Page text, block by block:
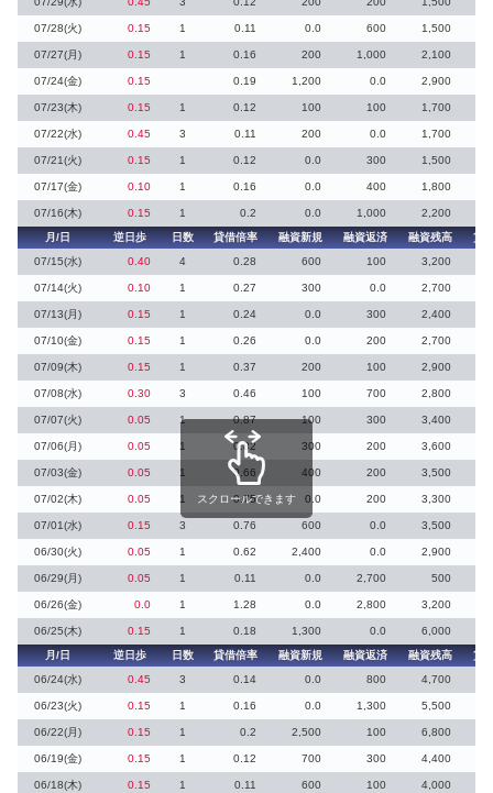
07/28(火) 0.15 1 0.11 0.0 600 1,500
07/27(月) 0.15 1 0.16 200 1,000 2,100
07/24(金) 0.15 0.19 1,200 0.0 2,900
07/23(木) 0.15 1 0.12 100 100 1,700
07/22(水) 0.45 3 0.11 200 0.0 1,700
07/21(火) 0.15 1 0.12 0.0 300 1,500
07/17(金) 0.10 1 0.16 0.0 400 1,800
07/16(木) 0.15 1 0.2 0.0 1,000
2,200
月/日
逆日歩 日数 貸借倍率 融資新規 融資返済 融資残高
貸
07/15(水)
0.40 4 0.28 600 100 3,200
07/14(火) 0.10 1 0.27 300 0.0 2,700
07/13(月) 0.15 1 0.24 0.0 300 2,400
07/10(金) 0.15 1 0.26 0.0 200 2,700
07/09(木) 0.15 1 0.37 200 100 2,900
07/08(水) 0.30 3 0.46 100 700 2,800
07/07(火) 0.05 1 0.87 100 300 3,400
07/06(月) 0.05 1 0.82 300 200 3,600
07/03(金) 0.05 1 0.66 400 200 3,500
07/02(木) 0.05 1 0.75 0.0 200 3,300
07/01(水) 0.15 3 0.76 600 0.0 3,500
06/30(火) 0.05 1 0.62 2,400 0.0 2,900
06/29(月) 0.05 1 0.11 0.0 2,700 500
06/26(金) 0.0 1 1.28 0.0 2,800 3,200
06/25(木) 0.15 1 0.18 1,300 0.0
6,000
月/日
逆日歩 日数 貸借倍率 融資新規 融資返済 融資残高
貸
06/24(水)
0.45 3 0.14 0.0 800 4,700
06/23(火) 0.15 1 0.16 0.0 1,300 5,500
06/22(月) 0.15 1 0.2 2,500 100 6,800
06/19(金) 0.15 1 0.12 700 300 4,400
06/18(木) 0.15 1 0.11 600 100 4,000
スクロールできます